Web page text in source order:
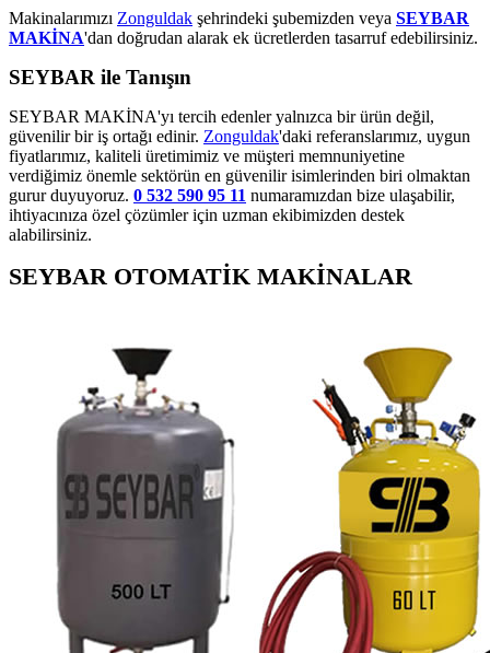
Makinalarımızı Zonguldak şehrindeki şubemizden veya SEYBAR
MAKİNA'dan doğrudan alarak ek ücretlerden tasarruf edebilirsiniz.
SEYBAR ile Tanışın
SEYBAR MAKİNA'yı tercih edenler yalnızca bir ürün değil,
güvenilir bir iş ortağı edinir. Zonguldak'daki referanslarımız, uygun
fiyatlarımız, kaliteli üretimimiz ve müşteri memnuniyetine
verdiğimiz önemle sektörün en güvenilir isimlerinden biri olmaktan
gurur duyuyoruz. 0 532 590 95 11 numaramızdan bize ulaşabilir,
ihtiyacınıza özel çözümler için uzman ekibimizden destek
alabilirsiniz.
SEYBAR OTOMATİK MAKİNALAR